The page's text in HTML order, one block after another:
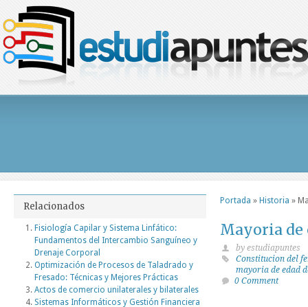
Portada » Historia »
Mayoria de
by estudiapuntes
Constitucion del
mayoria de edad
0 Comment
Relacionados
Fisiología Capilar y Sistema Linfático:
Fundamentos del Intercambio Sanguíneo y
Drenaje Corporal
Optimización de Procesos de Taladrado y
Fresado: Técnicas y Mejores Prácticas
Actos de comercio unilaterales y bilaterales
Sistemas Informáticos y Gestión Financiera